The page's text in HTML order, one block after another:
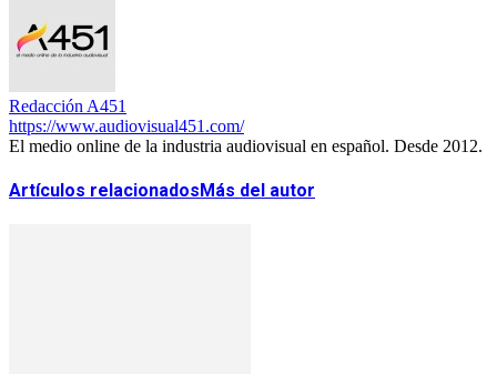
Redacción A451
https://www.audiovisual451.com/
El medio online de la industria audiovisual en español. Desde 2012.
Artículos relacionadosMás del autor